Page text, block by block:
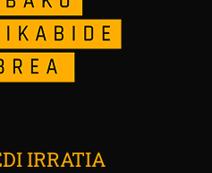
IRRATIA